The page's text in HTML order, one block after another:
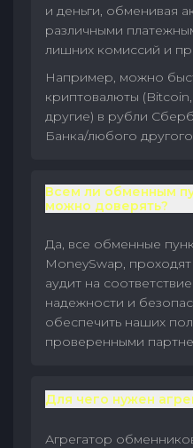
и деньги, обменивая
различными
лишних комиссий и
Например, можно
криптовалюты
другие) в рубли
Банка/любого
Всем ли обменным
можно доверять?
Да, все обменные
MoneySwap,
аудит на
надежности и
обеспечить наших
проверенными
Для чего нужен
Агрегатор